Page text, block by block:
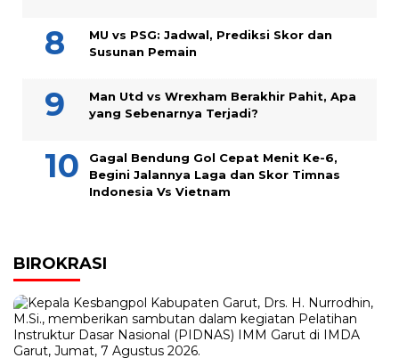
MU vs PSG: Jadwal, Prediksi Skor dan
Susunan Pemain
Man Utd vs Wrexham Berakhir Pahit, Apa
yang Sebenarnya Terjadi?
Gagal Bendung Gol Cepat Menit Ke-6,
Begini Jalannya Laga dan Skor Timnas
Indonesia Vs Vietnam
BIROKRASI